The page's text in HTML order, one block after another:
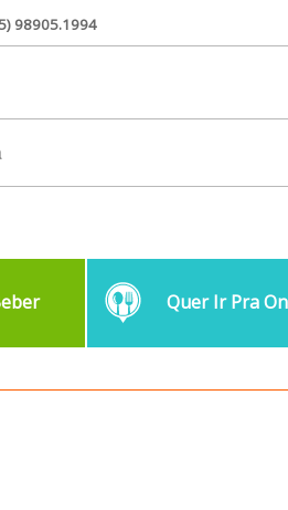
98905.1994
Quer Ir Pra